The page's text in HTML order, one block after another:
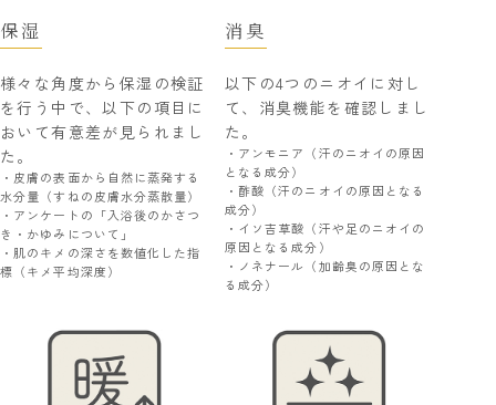
保湿
様々な角度から保湿の検証
を行う中で、以下の項目に
おいて有意差が見られまし
た。
・皮膚の表面から自然に蒸発する
水分量（すねの皮膚水分蒸散量）
・アンケートの「入浴後のかさつ
き・かゆみについて」
・肌のキメの深さを数値化した指
標（キメ平均深度）
消臭
以下の4つのニオイに対し
て、消臭機能を確認しまし
た。
・アンモニア（汗のニオイの原因
となる成分）
・酢酸（汗のニオイの原因となる
成分）
・イソ吉草酸（汗や足のニオイの
原因となる成分）
・ノネナール（加齢臭の原因とな
る成分）